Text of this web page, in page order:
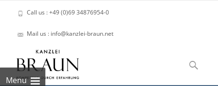
Call us : +49 (0)69 34876954-0
Mail us : info@kanzlei-braun.net
Menu
to
content
Suchen
nach: